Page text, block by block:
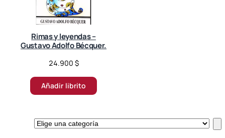
Rimas y leyendas –
Gustavo Adolfo Bécquer.
24.900 $
Añadir librito
E